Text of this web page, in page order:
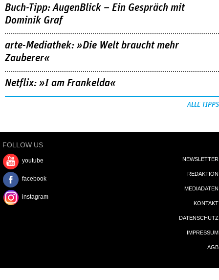
Buch-Tipp: AugenBlick – Ein Gespräch mit
Dominik Graf
arte-Mediathek: »Die Welt braucht mehr
Zauberer«
Netflix: »I am Frankelda«
ALLE TIPPS
FOLLOW US
youtube
facebook
instagram
NEWSLETTER
REDAKTION
MEDIADATEN
KONTAKT
DATENSCHUTZ
IMPRESSUM
AGB